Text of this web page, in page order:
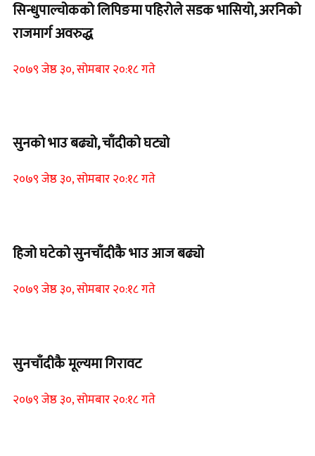
सिन्धुपाल्चोकको लिपिङमा पहिरोले सडक भासियो, अरनिको
राजमार्ग अवरुद्ध
२०७९ जेष्ठ ३०, सोमबार २०:१८ गते
सुनको भाउ बढ्यो, चाँदीको घट्यो
२०७९ जेष्ठ ३०, सोमबार २०:१८ गते
हिजो घटेको सुनचाँदीकै भाउ आज बढ्यो
२०७९ जेष्ठ ३०, सोमबार २०:१८ गते
सुनचाँदीकै मूल्यमा गिरावट
२०७९ जेष्ठ ३०, सोमबार २०:१८ गते